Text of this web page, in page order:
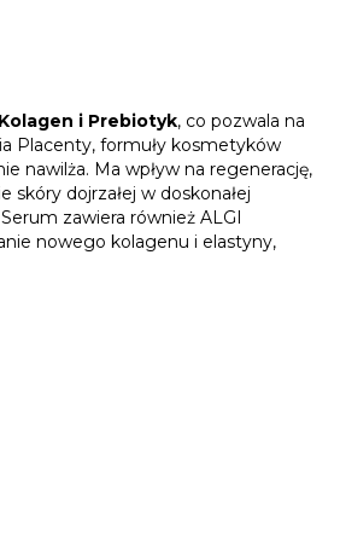
i Prebiotyk, co pozwala na
Placenty, formuły kosmetyków
nawilża. Ma wpływ na regenerację,
dojrzałej w doskonałej
zawiera również ALGI
nowego kolagenu i elastyny,